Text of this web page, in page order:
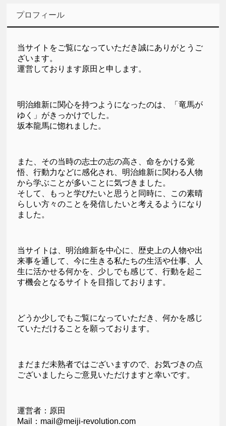
プロフィール
当サイトをご覧になっていただき誠にありがとうご
ざいます。
運営しております原田と申します。
明治維新に関心を持つようになったのは、「竜馬が
ゆく」がきっかけでした。
坂本龍馬に惚れました。
また、その当時の志士の志の高さ、命をかける覚
悟、行動力などに感化され、明治維新に関わる人物
から学ぶことが多いことに気づきました。
そして、もっと学びたいと思うと同時に、この素晴
らしい方々のことを発信したいと考えるようになり
ました。
当サイトは、明治維新を中心に、歴史上の人物や出
来事を通して、今に生きる私たちの生活や仕事、人
生に活かせる何かを、少しでも感じて、行動を起こ
す機会となるサイトを目指しております。
どうか少しでもご覧になっていただき、何かを感じ
ていただけることを願っております。
まだまだ未熟者ではございますので、お気づきの点
ございましたらご意見いただけますと幸いです。
運営者：原田
Mail：mail@meiji-revolution.com